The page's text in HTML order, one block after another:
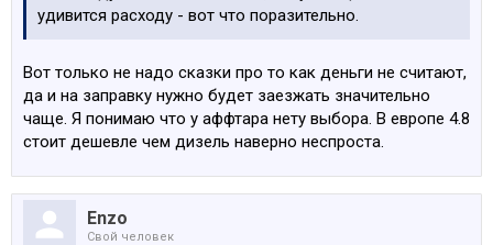
S248A LENKRADHEIZUNG Система обогрева рулевого
колеса
S255A SPORT-LEDERLENKRAD Спортивное рулевое
колесо с НПБ кожа
S2VAA ADAPTIVE DRIVE Настройка ходовой части
"Adaptive Drive"
удивится расходу - вот что поразительно.
Вот только не надо сказки про то как деньги не считают,
да и на заправку нужно будет заезжать значительно
чаще. Я понимаю что у аффтара нету выбора. В европе 4.8
стоит дешевле чем дизель наверно неспроста.
Enzo
Свой человек